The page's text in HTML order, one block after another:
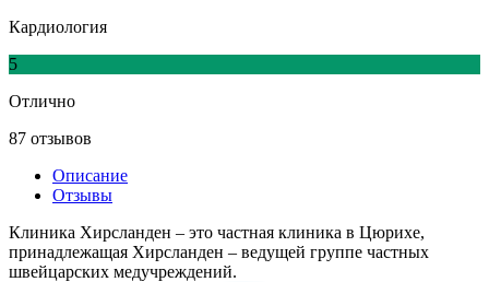
Кардиология
5
Отлично
87 отзывов
Описание
Отзывы
Клиника Хирсланден – это частная клиника в Цюрихе,
принадлежащая Хирсланден – ведущей группе частных
швейцарских медучреждений.